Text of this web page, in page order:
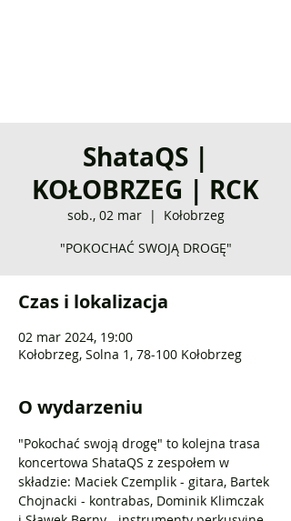
ShataQS |
KOŁOBRZEG | RCK
sob., 02 mar
  |
Kołobrzeg
"POKOCHAĆ SWOJĄ DROGĘ"
Czas i lokalizacja
02 mar 2024, 19:00
Kołobrzeg, Solna 1, 78-100 Kołobrzeg
O wydarzeniu
"Pokochać swoją drogę" to kolejna trasa
koncertowa ShataQS z zespołem w
składzie: Maciek Czemplik - gitara, Bartek
Chojnacki - kontrabas, Dominik Klimczak